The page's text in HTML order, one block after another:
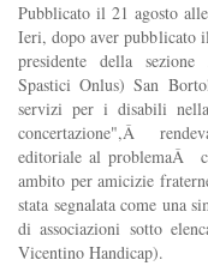
Pubblicato il 21 agosto
Ieri, dopo aver pubblicato
presidente della
Spastici Onlus) San
servizi per i disabili
concertazione",Â
editoriale al problemaÂ
ambito per amicizie
stata segnalata come una
di associazioni sotto
Vicentino Handicap).